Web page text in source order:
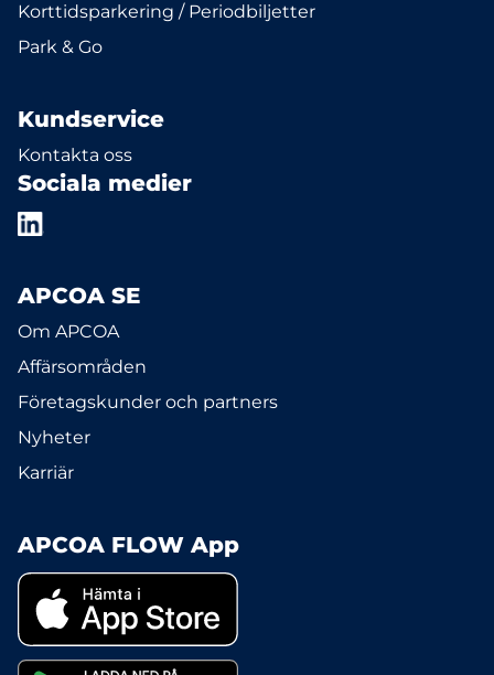
Korttidsparkering / Periodbiljetter
Park & Go
Kundservice
Kontakta oss
Sociala medier
APCOA SE
Om APCOA
Affärsområden
Företagskunder och partners
Nyheter
Karriär
APCOA FLOW App